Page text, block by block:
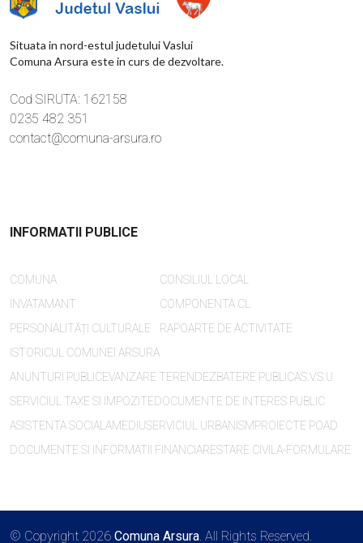
Situata in nord-estul judetului Vaslui
Comuna Arsura este in curs de dezvoltare.
Cod SIRUTA: 162158
0235 482 351
contact@comuna-arsura.ro
INFORMATII PUBLICE
COMUNA
INVATAMANT
PERSONALITĂȚI CULTURALE
ISTORICUL COMUNEI ARSURA
CONSILIUL LOCAL
COMPONENTA CL
RAPOARTE DE ACTIVITATE
ANUNTURI PUBLICEVANZARE TEREN DEZBATERE PUBLICAS.V.S.U.
SERVICIUL TAXE SI IMPOZITEDOCUMENTE DE INTERES PUBLIC
ASISTENTA SOCIALAMEDIUSERVICIUL URBANISMPROIECTE POAD
DOCUMENTE SI INFORMATII FINANCIARESTARE CIVILA-FORMULARE
© Copyright 2026 Comuna Arsura. All Rights Reserved.